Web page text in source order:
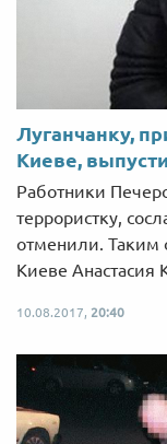
Луганчанку,
Киеве,
Работники
террористку,
отменили. Таким
Киеве Анастасия
10.08.2017, 20:40